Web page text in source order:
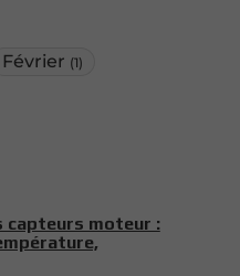
Février (1)
capteurs moteur :